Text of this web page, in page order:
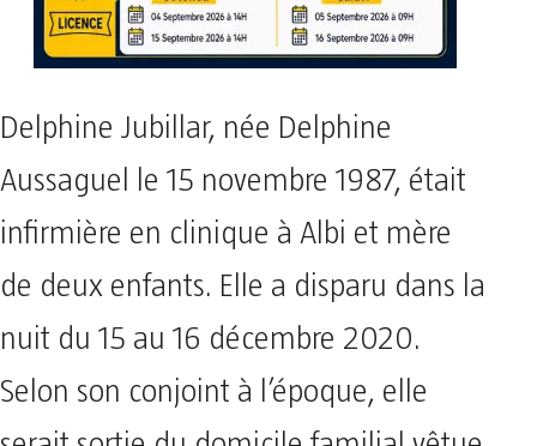
Delphine Jubillar, née Delphine
Aussaguel le 15 novembre 1987, était
infirmière en clinique à Albi et mère
de deux enfants. Elle a disparu dans la
nuit du 15 au 16 décembre 2020.
Selon son conjoint à l’époque, elle